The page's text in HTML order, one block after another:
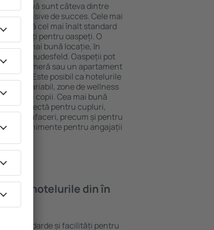
atractivă sunt câteva dintre
Inclusive de succes. Cele mai
cel mai înalt standard
facilități pentru oaspeți. O
cea mai bună locație, ȋn
din Deudesfeld. Oaspeții pot
o cameră sau un apartament
lor. Este posibil ca hotelurile
variabil, zone de wellness
pentru copii. Cea mai bună
perfectă pentru cupluri,
de afaceri, precum și pentru
evenimente pentru angajații
ȋn hotelurile din în
standarde și facilități pentru